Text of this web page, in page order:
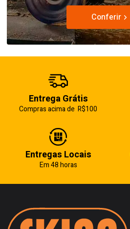
Conferir
Entrega Grátis
Compras acima de R$100
Entregas Locais
Em 48 horas